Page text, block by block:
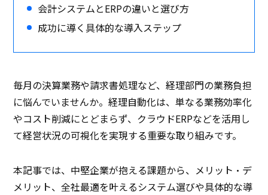
会計システムとERPの違いと選び方
成功に導く具体的な導入ステップ
毎月の決算業務や請求書処理など、経理部門の業務負担
に悩んでいませんか。経理自動化は、単なる業務効率化
やコスト削減にとどまらず、クラウドERPなどを活用し
て経営状況の可視化を実現する重要な取り組みです。
本記事では、中堅企業が抱える課題から、メリット・デ
メリット、全社最適を叶えるシステム選びや具体的な導